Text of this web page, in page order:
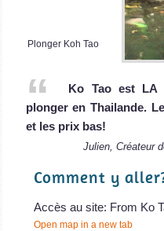
Plonger Koh Tao
Ko Tao est LA
plonger en Thailande.
et les prix bas!
Julien, Créateur
Comment y
Accès au site: From Ko
Open map in a new tab